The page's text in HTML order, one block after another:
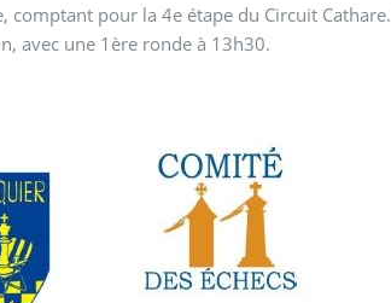
comptant pour la 4e étape du Circuit Cathare.
avec une 1ère ronde à 13h30.